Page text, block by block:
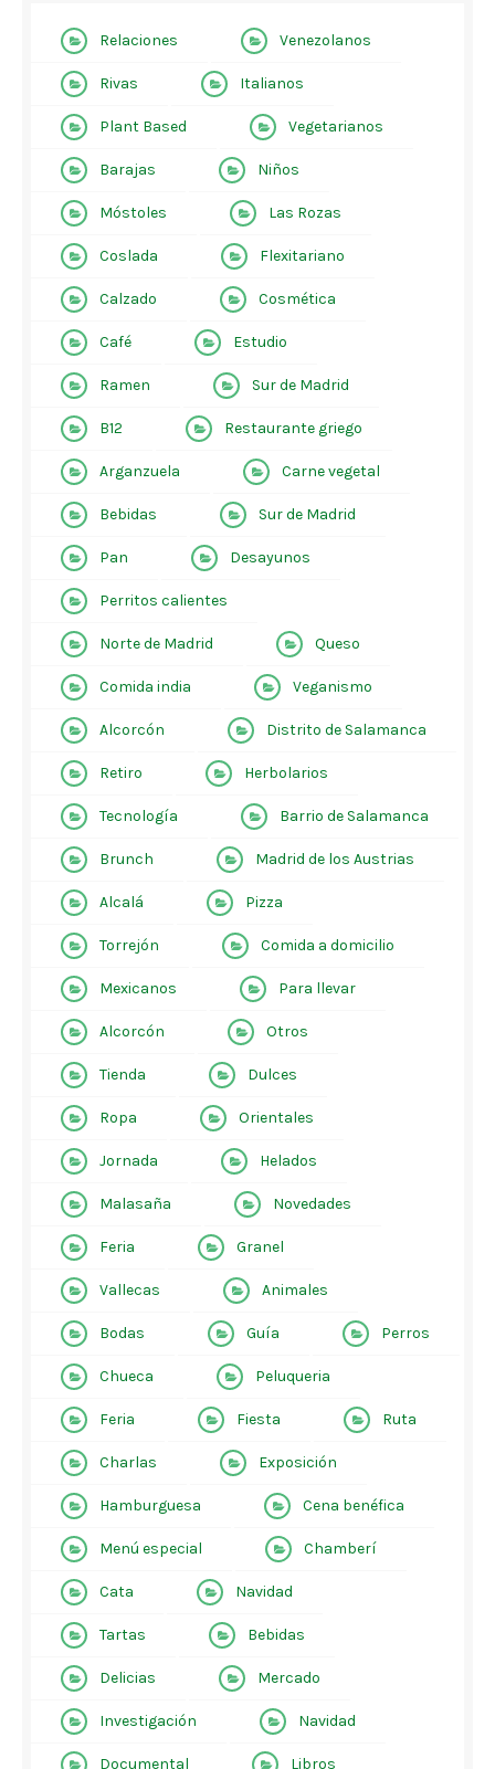
Relaciones Venezolanos
Rivas Italianos
Plant Based Vegetarianos
Barajas Niños
Móstoles Las Rozas
Coslada Flexitariano
Calzado Cosmética
Café Estudio
Ramen Sur de Madrid
B12 Restaurante griego
Arganzuela Carne vegetal
Bebidas Sur de Madrid
Pan Desayunos
Perritos calientes
Norte de Madrid Queso
Comida india Veganismo
Alcorcón Distrito de Salamanca
Retiro Herbolarios
Tecnología Barrio de Salamanca
Brunch Madrid de los Austrias
Alcalá Pizza
Torrejón Comida a domicilio
Mexicanos Para llevar
Alcorcón Otros
Tienda Dulces
Ropa Orientales
Jornada Helados
Malasaña Novedades
Feria Granel
Vallecas Animales
Bodas Guía Perros
Chueca Peluqueria
Feria Fiesta Ruta
Charlas Exposición
Hamburguesa Cena benéfica
Menú especial Chamberí
Cata Navidad
Tartas Bebidas
Delicias Mercado
Investigación Navidad
Documental Libros